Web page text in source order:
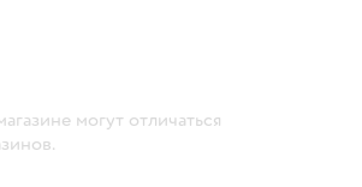
могут отличаться